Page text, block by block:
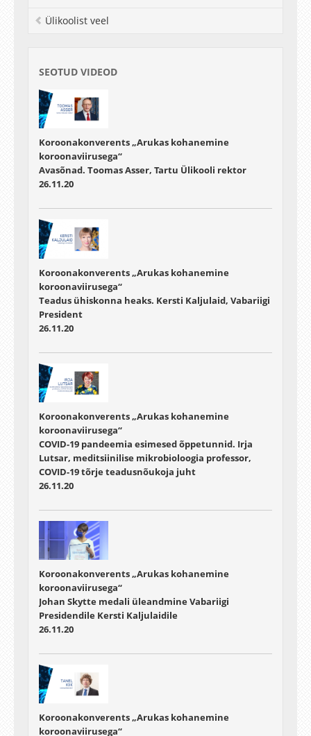
Ülikoolist veel
SEOTUD VIDEOD
Koroonakonverents „Arukas kohanemine
koroonaviirusega“
Avasõnad. Toomas Asser, Tartu Ülikooli rektor
26.11.20
Koroonakonverents „Arukas kohanemine
koroonaviirusega“
Teadus ühiskonna heaks. Kersti Kaljulaid, Vabariigi
President
26.11.20
Koroonakonverents „Arukas kohanemine
koroonaviirusega“
COVID-19 pandeemia esimesed õppetunnid. Irja
Lutsar, meditsiinilise mikrobioloogia professor,
COVID-19 tõrje teadusnõukoja juht
26.11.20
Koroonakonverents „Arukas kohanemine
koroonaviirusega“
Johan Skytte medali üleandmine Vabariigi
Presidendile Kersti Kaljulaidile
26.11.20
Koroonakonverents „Arukas kohanemine
koroonaviirusega“